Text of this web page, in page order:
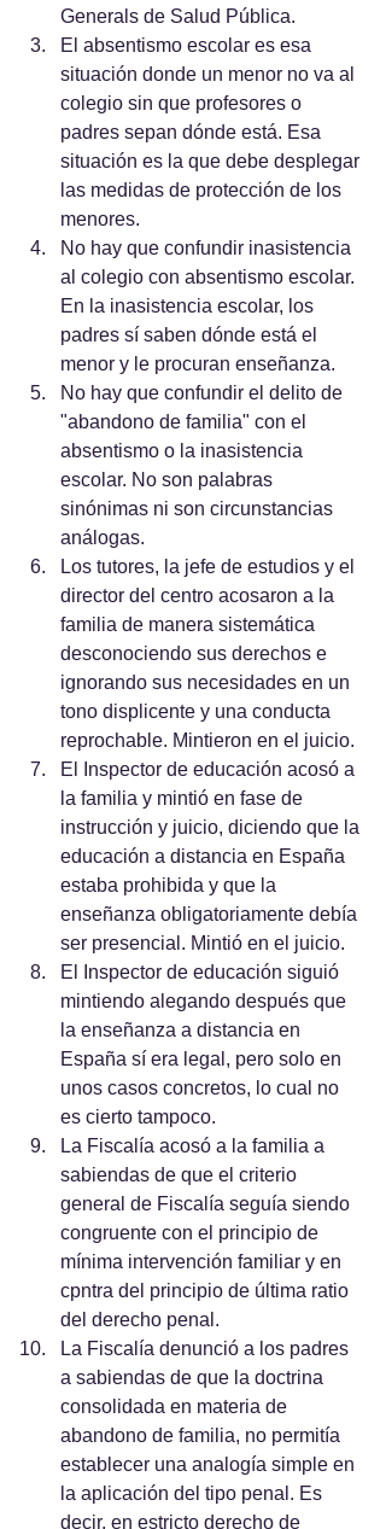
Generals de Salud Pública.
El absentismo escolar es esa
situación donde un menor no va al
colegio sin que profesores o
padres sepan dónde está. Esa
situación es la que debe desplegar
las medidas de protección de los
menores.
No hay que confundir inasistencia
al colegio con absentismo escolar.
En la inasistencia escolar, los
padres sí saben dónde está el
menor y le procuran enseñanza.
No hay que confundir el delito de
"abandono de familia" con el
absentismo o la inasistencia
escolar. No son palabras
sinónimas ni son circunstancias
análogas.
Los tutores, la jefe de estudios y el
director del centro acosaron a la
familia de manera sistemática
desconociendo sus derechos e
ignorando sus necesidades en un
tono displicente y una conducta
reprochable. Mintieron en el juicio.
El Inspector de educación acosó a
la familia y mintió en fase de
instrucción y juicio, diciendo que la
educación a distancia en España
estaba prohibida y que la
enseñanza obligatoriamente debía
ser presencial. Mintió en el juicio.
El Inspector de educación siguió
mintiendo alegando después que
la enseñanza a distancia en
España sí era legal, pero solo en
unos casos concretos, lo cual no
es cierto tampoco.
La Fiscalía acosó a la familia a
sabiendas de que el criterio
general de Fiscalía seguía siendo
congruente con el principio de
mínima intervención familiar y en
cpntra del principio de última ratio
del derecho penal.
La Fiscalía denunció a los padres
a sabiendas de que la doctrina
consolidada en materia de
abandono de familia, no permitía
establecer una analogía simple en
la aplicación del tipo penal. Es
decir, en estricto derecho de